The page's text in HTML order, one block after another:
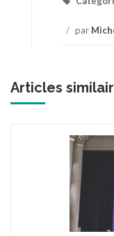
/ par
Articles